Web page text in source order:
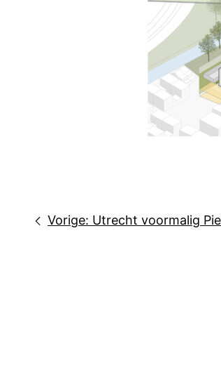
Bericht
Vorige: Utrecht voormalig